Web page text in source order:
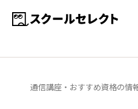
通信講座・おすすめ資格の情